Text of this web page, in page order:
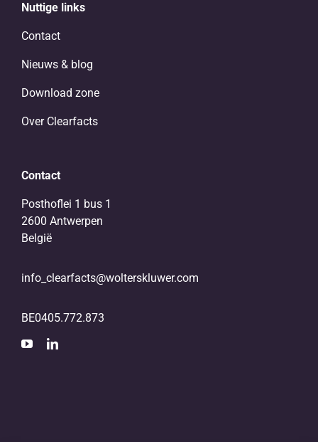
Nuttige links
Contact
Nieuws & blog
Download zone
Over Clearfacts
Contact
Posthoflei 1 bus 1
2600 Antwerpen
België
info_clearfacts@wolterskluwer.com
BE0405.772.873